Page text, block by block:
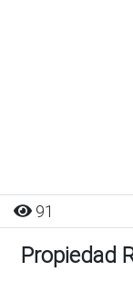
91
Propiedad